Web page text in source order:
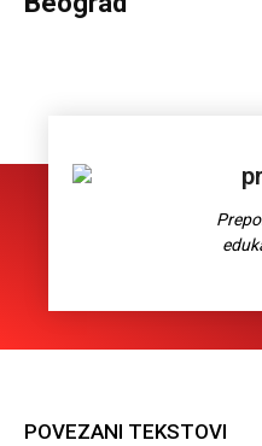
POVEZANI TEKSTOVI